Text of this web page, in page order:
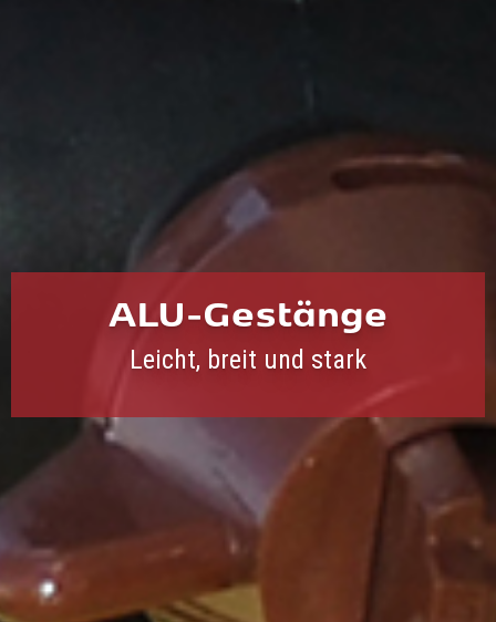
ALU-Gestänge
Leicht, breit und stark